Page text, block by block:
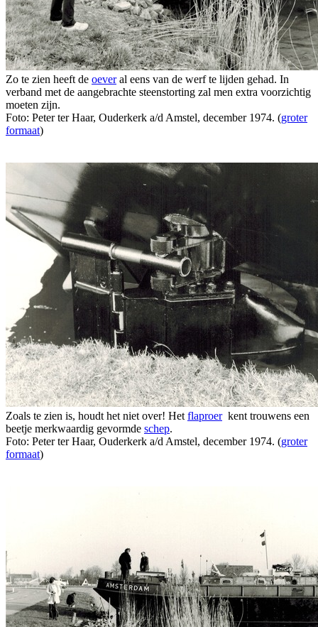
Zo te zien heeft de oeveral eens van de werf te lijden gehad. In
verband met de aangebrachte steenstorting zal men extra voorzichtig
moeten zijn.
Foto: Peter ter Haar, Ouderkerk a/d Amstel, december 1974. (groter
formaat)
Zoals te zien is, houdt het niet over! Het flaproerkent trouwens een
beetje merkwaardig gevormde schep.
Foto: Peter ter Haar, Ouderkerk a/d Amstel, december 1974. (groter
formaat)